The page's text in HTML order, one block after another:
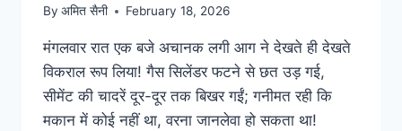
By अमित सैनी February 18, 2026
मंगलवार रात एक बजे अचानक लगी आग ने देखते ही देखते
विकराल रूप लिया! गैस सिलेंडर फटने से छत उड़ गई,
सीमेंट की चादरें दूर-दूर तक बिखर गईं; गनीमत रही कि
मकान में कोई नहीं था, वरना जानलेवा हो सकता था!